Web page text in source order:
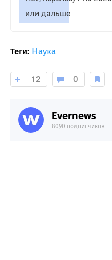
или дальше
Теги: Наука
12 0
Evernews
8090 подписчиков